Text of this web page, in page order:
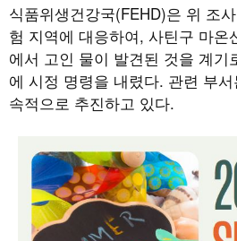
식품위생건강국(FEHD)은 위 조
험 지역에 대응하여, 사틴구 마온
에서 고인 물이 발견된 것을 계기
에 시정 명령을 내렸다. 관련 부
속적으로 추진하고 있다.